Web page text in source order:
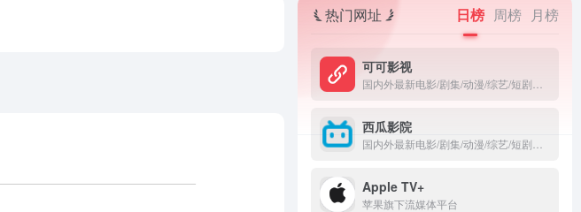
热门网址 日榜 周榜 月榜
可可影视
西瓜影院
‎Apple TV+
苹果旗下流媒体平台